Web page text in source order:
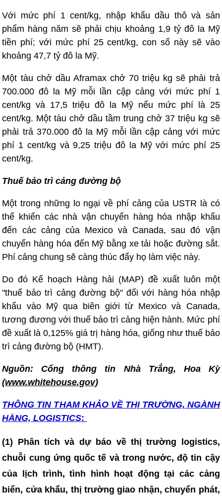
Với mức phí 1 cent/kg, nhập khẩu dầu thô và sản
phẩm hàng năm sẽ phải chịu khoảng 1,9 tỷ đô la Mỹ
tiền phí; với mức phí 25 cent/kg, con số này sẽ vào
khoảng 47,7 tỷ đô la Mỹ.
Một tàu chở dầu Aframax chở 70 triệu kg sẽ phải trả
700.000 đô la Mỹ mỗi lần cập cảng với mức phí 1
cent/kg và 17,5 triệu đô la Mỹ nếu mức phí là 25
cent/kg. Một tàu chở dầu tầm trung chở 37 triệu kg sẽ
phải trả 370.000 đô la Mỹ mỗi lần cập cảng với mức
phí 1 cent/kg và 9,25 triệu đô la Mỹ với mức phí 25
cent/kg.
Thuế bảo trì cảng đường bộ
Một trong những lo ngại về phí cảng của USTR là có
thể khiến các nhà vận chuyển hàng hóa nhập khẩu
đến các cảng của Mexico và Canada, sau đó vận
chuyển hàng hóa đến Mỹ bằng xe tải hoặc đường sắt.
Phí cảng chung sẽ càng thúc đẩy họ làm việc này.
Do đó Kế hoạch Hàng hải (MAP) đề xuất luôn một
"thuế bảo trì cảng đường bộ" đối với hàng hóa nhập
khẩu vào Mỹ qua biên giới từ Mexico và Canada,
tương đương với thuế bảo trì cảng hiện hành. Mức phí
đề xuất là 0,125% giá trị hàng hóa, giống như thuế bảo
trì cảng đường bộ (HMT).
Nguồn: Cổng thông tin Nhà Trắng, Hoa Kỳ
(www.whitehouse.gov)
THÔNG TIN THAM KHẢO VỀ THỊ TRƯỜNG, NGÀNH
HÀNG, LOGISTICS:
(1) Phân tích và dự báo về thị trường logistics,
chuỗi cung ứng quốc tế và trong nước, độ tin cậy
của lịch trình, tình hình hoạt động tại các cảng
biển, cửa khẩu, thị trường giao nhận, chuyển phát,